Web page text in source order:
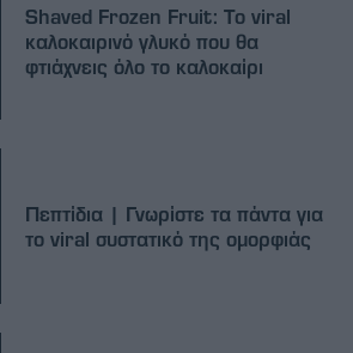
Shaved Frozen Fruit: Το viral
καλοκαιρινό γλυκό που θα
φτιάχνεις όλο το καλοκαίρι
Πεπτίδια | Γνωρίστε τα πάντα για
το viral συστατικό της ομορφιάς